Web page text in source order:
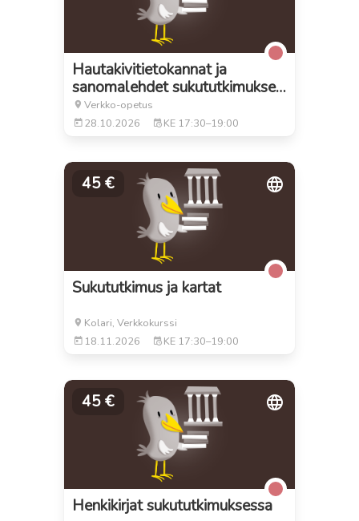
Hautakivitietokannat ja
sanomalehdet sukututkimukse…
Verkko-opetus
28.10.2026
KE 17:30–19:00
45 €
Sukututkimus ja kartat
Kolari,Verkkokurssi
18.11.2026
KE 17:30–19:00
45 €
Henkikirjat sukututkimuksessa